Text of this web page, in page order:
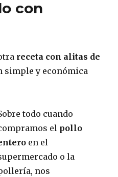
con
receta con alitas de
simple y económica
todo cuando
el pollo
en el
o la
nos